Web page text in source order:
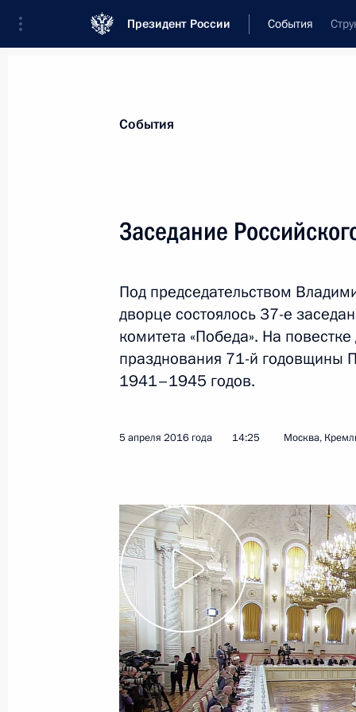
Президент России События
Новости
Послания Федеральному Собранию
Совещания, заседания, рабочие встречи
Речи и обращения
Концерт по случаю Дня
12 апреля 2016 года, 19:45 Москва, Кремль
Телемост с Международной
и космодромом Восточный
12 апреля 2016 года, 13:10
События
Заседание
Под председательством
дворце состоялось 37-е
комитета «Победа». На
празднования 71-й годовщины
1941–1945 годов.
5 апреля 2016 года 14:25 Москва,